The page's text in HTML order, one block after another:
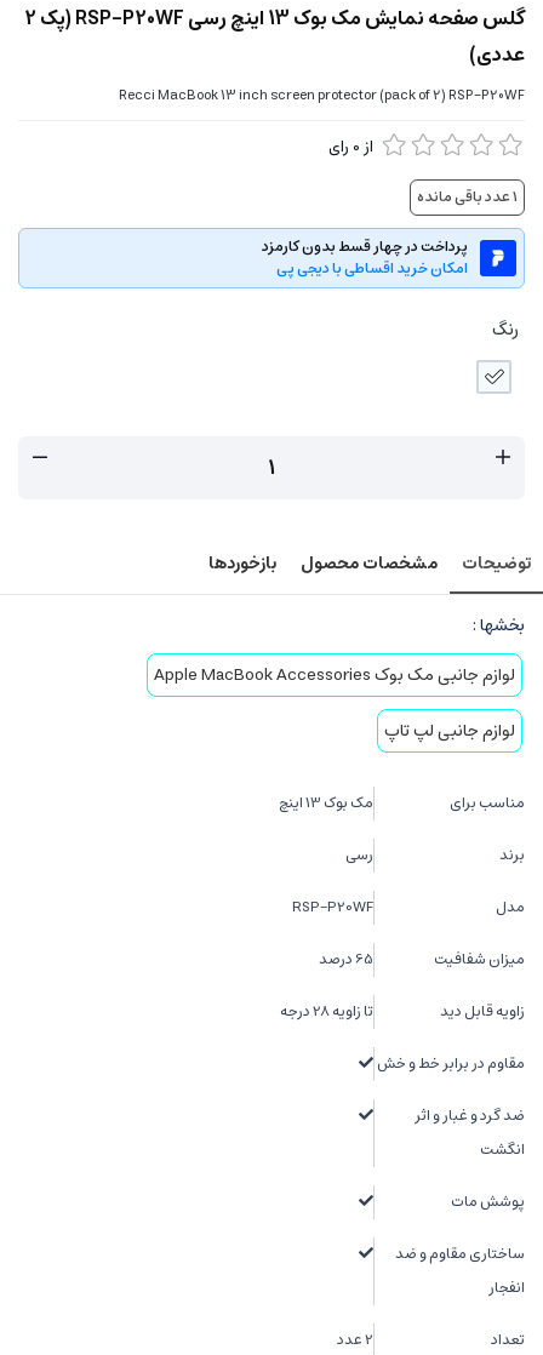
گلس صفحه نمایش مک بوک 13 اینچ رسی RSP-P20WF (پک 2
عددی)
Recci MacBook 13 inch screen protector (pack of 2) RSP-P20WF
از 0 رای
1عدد باقی مانده
پرداخت در چهار قسط بدون کارمزد
امکان خرید اقساطی با دیجی پی
رنگ
توضیحات مشخصات محصول بازخوردها
بخشها :
لوازم جانبی مک بوک Apple MacBook Accessories
لوازم جانبی لپ تاپ
مناسب برای مک بوک 13 اینچ
برند رسی
مدل RSP-P20WF
میزان شفافیت 65 درصد
زاویه قابل دید تا زاویه 28 درجه
مقاوم در برابر خط و خش
ضد گرد و غبار و اثر
انگشت
پوشش مات
ساختاری مقاوم و ضد
انفجار
تعداد 2 عدد